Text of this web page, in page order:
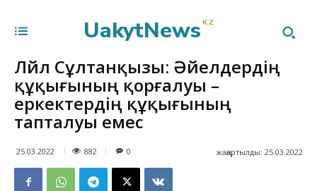
UakytNews KZ
Ләйлә Сұлтанқызы: Әйелдердің
құқығының қорғалуы –
еркектердің құқығының
тапталуы емес
25.03.2022 882 жаңартылды: 25.03.2022
0